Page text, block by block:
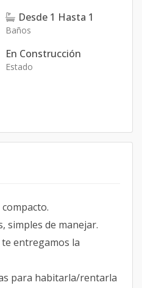
Desde 1 Hasta 1
Baños
En Construcción
Estado
simples de manejar.
entregamos la
para habitarla/rentarla